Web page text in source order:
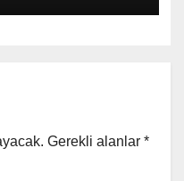
Gerekli alanlar *